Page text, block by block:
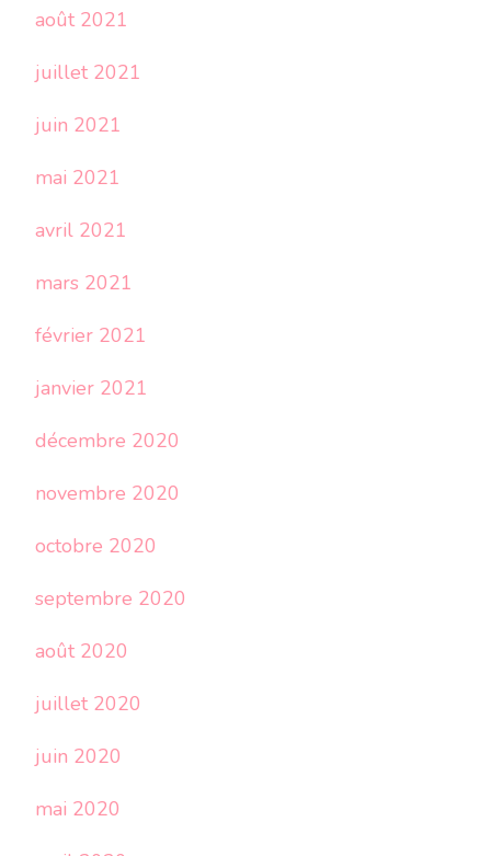
août 2021
juillet 2021
juin 2021
mai 2021
avril 2021
mars 2021
février 2021
janvier 2021
décembre 2020
novembre 2020
octobre 2020
septembre 2020
août 2020
juillet 2020
juin 2020
mai 2020